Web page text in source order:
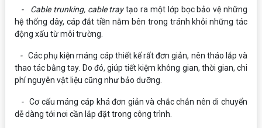
- Cable trunking, cable traytạo ra một lớp bọc bảo vệ những
hệ thống dây, cáp đắt tiền nằm bên trong tránh khỏi những tác
động xấu từ môi trường.
- Các phụ kiện máng cáp thiết kế rất đơn giản, nên tháo lắp và
thao tác bằng tay. Do đó, giúp tiết kiệm không gian, thời gian, chi
phí nguyên vật liệu cũng như bảo dưỡng.
-Cơ cấu máng cáp khá đơn giản và chắc chắn nên di chuyển
dễ dàng tới nơi cần lắp đặt trong công trình.